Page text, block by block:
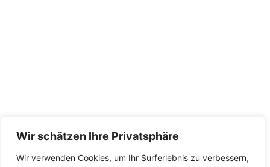
Wir schätzen Ihre Privatsphäre
Wir verwenden Cookies, um Ihr Surferlebnis zu verbessern,